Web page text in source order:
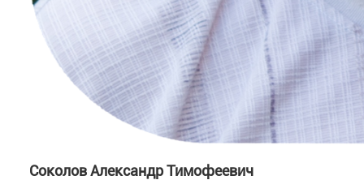
Соколов Александр Тимофеевич